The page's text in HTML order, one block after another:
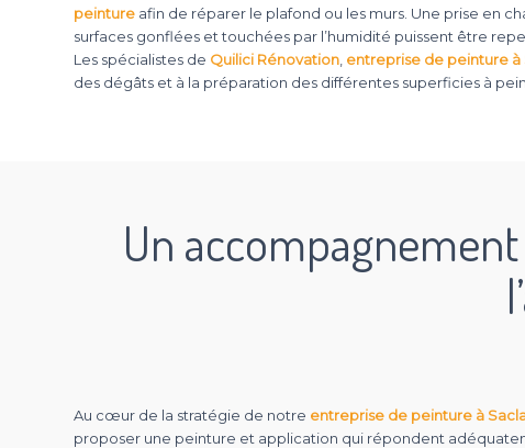
peinture afin de réparer le plafond ou les murs. Une prise en
surfaces gonflées et touchées par l’humidité puissent être
Les spécialistes de Quilici Rénovation entreprise de peinture à
des dégâts et à la préparation des différentes superficies à
Un
Au cœur de la stratégie de notre entreprise de peinture à
proposer une peinture et application qui répondent